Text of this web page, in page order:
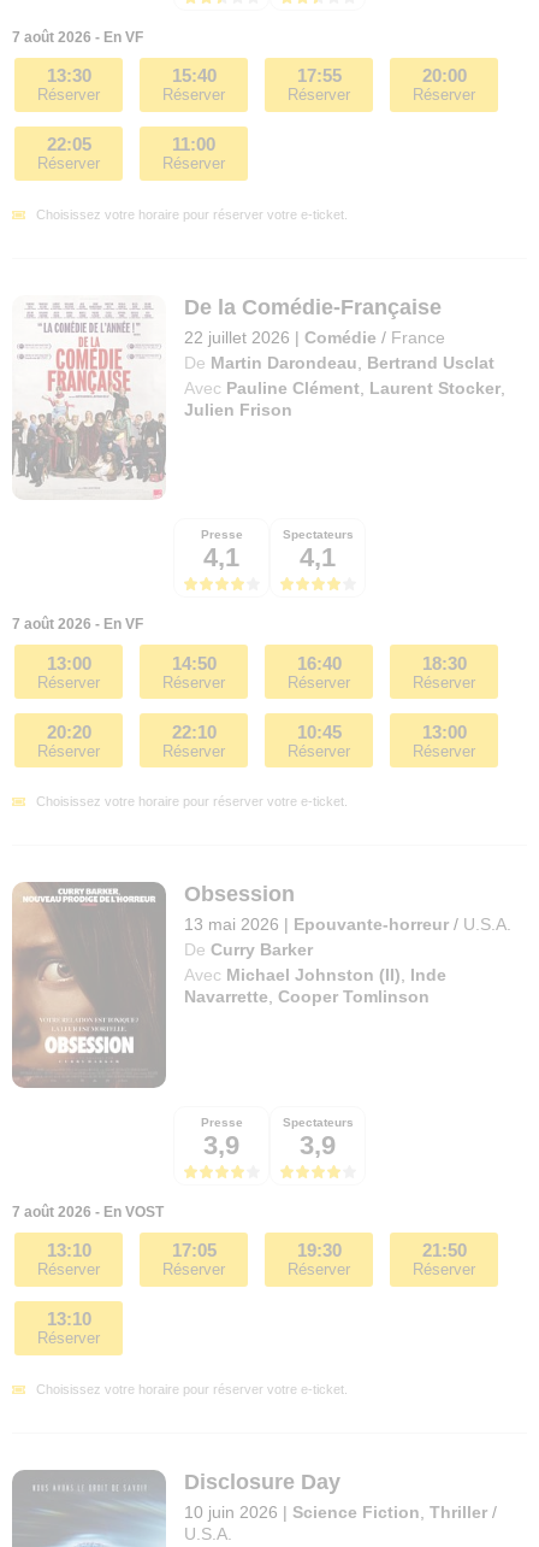
7 août 2026 - En VF
13:30
Réserver
15:40
Réserver
17:55
Réserver
20:00
Réserver
22:05
Réserver
11:00
Réserver
Choisissez votre horaire pour réserver votre e-ticket.
De la Comédie-Française
22 juillet 2026 | Comédie / France
De Martin Darondeau
Bertrand Usclat
Avec Pauline Clément Laurent Stocker
Julien Frison
Presse
4,1
Spectateurs
4,1
7 août 2026 - En VF
13:00
Réserver
14:50
Réserver
16:40
Réserver
18:30
Réserver
20:20
Réserver
22:10
Réserver
10:45
Réserver
13:00
Réserver
Choisissez votre horaire pour réserver votre e-ticket.
Obsession
13 mai 2026 | Epouvante-horreur / U.S.A.
De Curry Barker
Avec Michael Johnston (II)
Inde
Navarrette ,Cooper Tomlinson
Presse
3,9
Spectateurs
3,9
7 août 2026 - En VOST
13:10
Réserver
17:05
Réserver
19:30
Réserver
21:50
Réserver
13:10
Réserver
Choisissez votre horaire pour réserver votre e-ticket.
Disclosure Day
10 juin 2026 | Science Fiction ,Thriller /
U.S.A.